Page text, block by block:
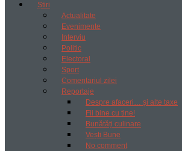
Știri
Actualitate
Evenimente
Interviu
Politic
Electoral
Sport
Comentariul zilei
Reportaje
Despre afaceri… și alte taxe
Fii bine cu tine!
Bunătăți culinare
Vești Bune
No comment